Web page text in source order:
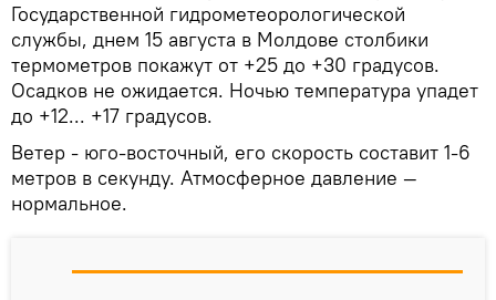
Государственной гидрометеорологической
службы, днем 15 августа в Молдове столбики
термометров покажут от +25 до +30 градусов.
Осадков не ожидается. Ночью температура упадет
до +12... +17 градусов.
Ветер - юго-восточный, его скорость составит 1-6
метров в секунду. Атмосферное давление —
нормальное.